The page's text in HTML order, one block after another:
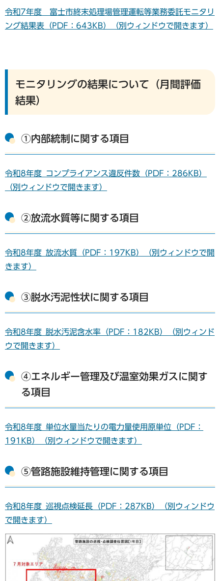
令和7年度 富士市終末処理場管理運転等業務委託モニタリ
ング結果表（PDF：643KB）（別ウィンドウで開きます）
モニタリングの結果について（月間評価
結果）
①内部統制に関する項目
令和8年度_コンプライアンス違反件数（PDF：286KB）
（別ウィンドウで開きます）
②放流水質等に関する項目
令和8年度_放流水質（PDF：197KB）（別ウィンドウで開
きます）
③脱水汚泥性状に関する項目
令和8年度_脱水汚泥含水率（PDF：182KB）（別ウィンド
ウで開きます）
④エネルギー管理及び温室効果ガスに関す
る項目
令和8年度_単位水量当たりの電力量使用原単位（PDF：
191KB）（別ウィンドウで開きます）
⑤管路施設維持管理に関する項目
令和8年度_巡視点検延長（PDF：287KB）（別ウィンドウ
で開きます）